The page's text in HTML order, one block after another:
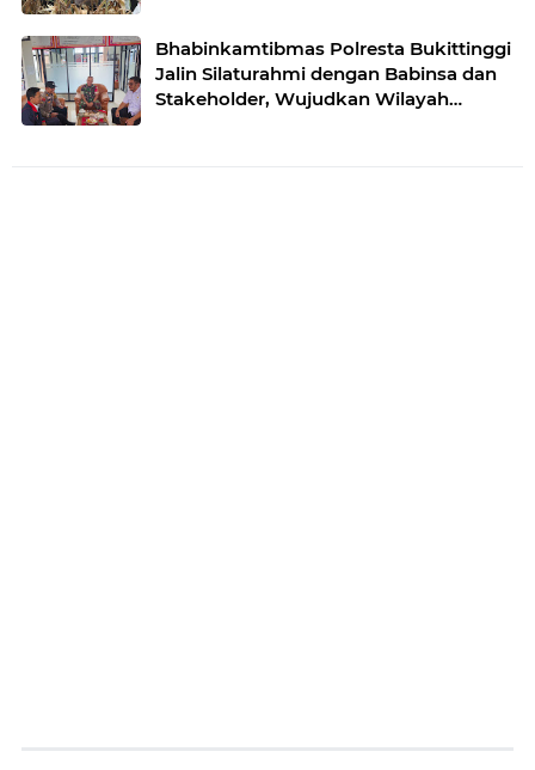
Bhabinkamtibmas Polresta Bukittinggi
Jalin Silaturahmi dengan Babinsa dan
Stakeholder, Wujudkan Wilayah